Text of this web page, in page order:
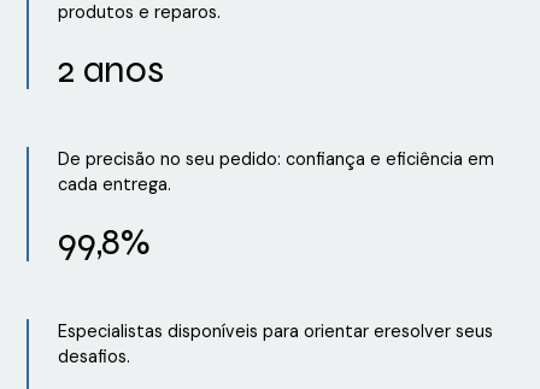
produtos e reparos.
2 anos
De precisão no seu pedido: confiança e eficiência em
cada entrega.
99,8%
Especialistas disponíveis para orientar eresolver seus
desafios.